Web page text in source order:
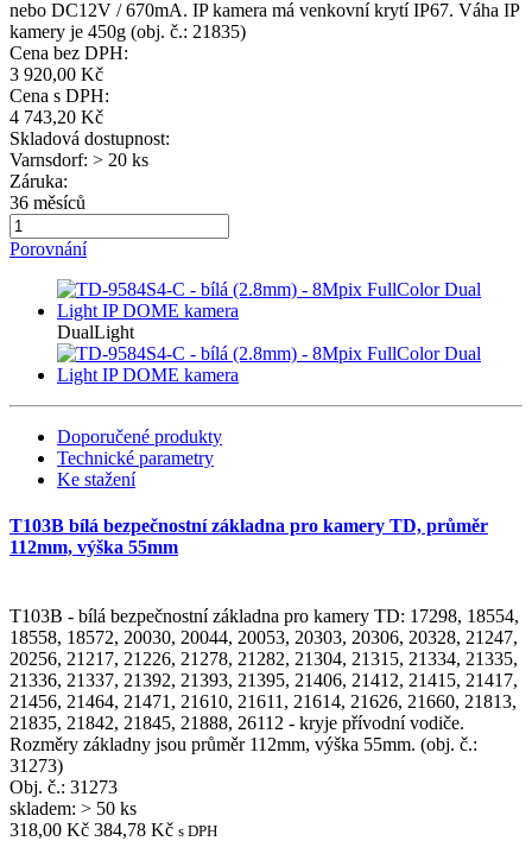
nebo DC12V / 670mA. IP kamera má venkovní krytí IP67. Váha IP
kamery je 450g (obj. č.: 21835)
Cena bez DPH:
3 920,00 Kč
Cena s DPH:
4 743,20 Kč
Skladová dostupnost:
Varnsdorf: > 20 ks
Záruka:
36 měsíců
Porovnání
DualLight
Doporučené produkty
Technické parametry
Ke stažení
T103B bílá bezpečnostní základna pro kamery TD, průměr
112mm, výška 55mm
T103B - bílá bezpečnostní základna pro kamery TD: 17298, 18554,
18558, 18572, 20030, 20044, 20053, 20303, 20306, 20328, 21247,
20256, 21217, 21226, 21278, 21282, 21304, 21315, 21334, 21335,
21336, 21337, 21392, 21393, 21395, 21406, 21412, 21415, 21417,
21456, 21464, 21471, 21610, 21611, 21614, 21626, 21660, 21813,
21835, 21842, 21845, 21888, 26112 - kryje přívodní vodiče.
Rozměry základny jsou průměr 112mm, výška 55mm. (obj. č.:
31273)
Obj. č.: 31273
skladem: > 50 ks
318,00 Kč 384,78 Kč s DPH